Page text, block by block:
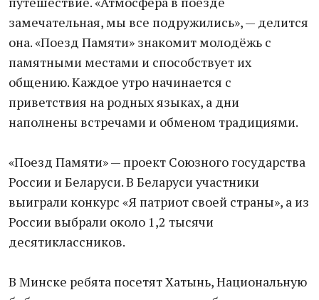
замечательная, мы все подружились», — делится
она. «Поезд Памяти» знакомит молодёжь с
памятными местами и способствует их
общению. Каждое утро начинается с
приветствия на родных языках, а дни
наполнены встречами и обменом традициями.
«Поезд Памяти» — проект Союзного государства
России и Беларуси. В Беларуси участники
выиграли конкурс «Я патриот своей страны», а из
России выбрали около 1,2 тысячи
десятиклассников.
В Минске ребята посетят Хатынь, Национальную